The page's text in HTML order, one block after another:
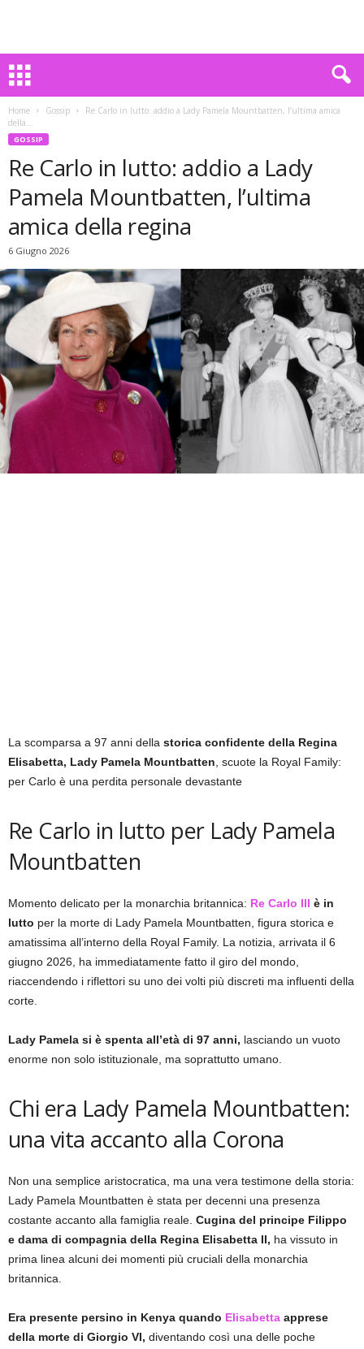
Home Gossip
Re Carlo in lutto: addio a Lady Pamela Mountbatten, l’ultima amica
della...
GOSSIP
Re Carlo in lutto: addio a Lady
Pamela Mountbatten, l’ultima
amica della regina
6 Giugno 2026
La scomparsa a 97 anni della storica confidente della Regina
Elisabetta, Lady Pamela Mountbatten , scuote la Royal Family:
per Carlo è una perdita personale devastante
Re Carlo in lutto per Lady Pamela
Mountbatten
Momento delicato per la monarchia britannica: Re Carlo III è in
lutto per la morte di Lady Pamela Mountbatten, figura storica e
amatissima all’interno della Royal Family. La notizia, arrivata il 6
giugno 2026, ha immediatamente fatto il giro del mondo,
riaccendendo i riflettori su uno dei volti più discreti ma influenti della
corte.
Lady Pamela si è spenta all’età di 97 anni, lasciando un vuoto
enorme non solo istituzionale, ma soprattutto umano.
Chi era Lady Pamela Mountbatten:
una vita accanto alla Corona
Non una semplice aristocratica, ma una vera testimone della storia:
Lady Pamela Mountbatten è stata per decenni una presenza
costante accanto alla famiglia reale. Cugina del principe Filippo
e dama di compagnia della Regina Elisabetta II, ha vissuto in
prima linea alcuni dei momenti più cruciali della monarchia
britannica.
Era presente persino in Kenya quando Elisabetta apprese
della morte di Giorgio VI, diventando così una delle poche